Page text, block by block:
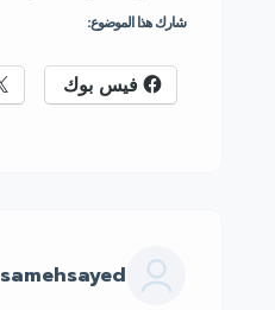
شارك هذا الموضوع:
فيس بوك
samehsayed